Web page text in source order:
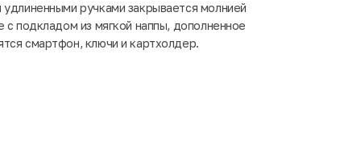
ручками закрывается молнией
с подкладом из мягкой наппы, дополненное
смартфон, ключи и картхолдер.